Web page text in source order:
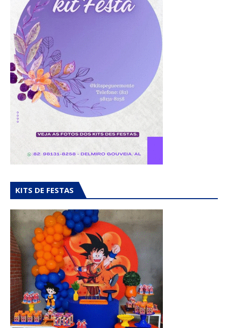
KITS DE FESTAS